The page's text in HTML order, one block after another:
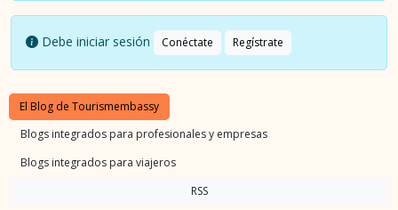
Debe iniciar sesión Conéctate Regístrate
El Blog de Tourismembassy
Blogs integrados para profesionales y empresas
Blogs integrados para viajeros
RSS